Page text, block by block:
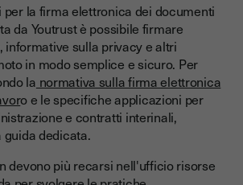
per la firma elettronica dei documenti
da Youtrust è possibile firmare
informative sulla privacy e altri
in modo semplice e sicuro. Per
la normativa sulla firma elettronica
o e le specifiche applicazioni per
e contratti interinali,
dedicata.
devono più recarsi nell'ufficio risorse